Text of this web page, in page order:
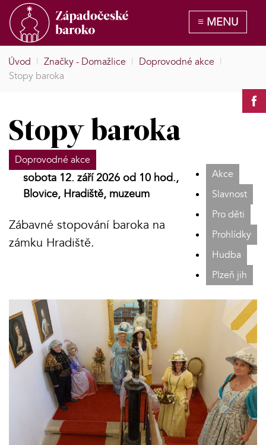
Úvod | Značky - Domažlice | Doprovodné akce |
Stopy baroka
Stopy baroka
Doprovodné akce
Akce
Slavnost
Pro děti
Prohlídky
Hudba
Plzeň jih
sobota 12. září 2026 od 10 hod.,
Blovice, Hradiště, muzeum
Zábavné stopování baroka na
zámku Hradiště.